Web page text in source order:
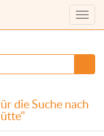
Menü
die Suche nach